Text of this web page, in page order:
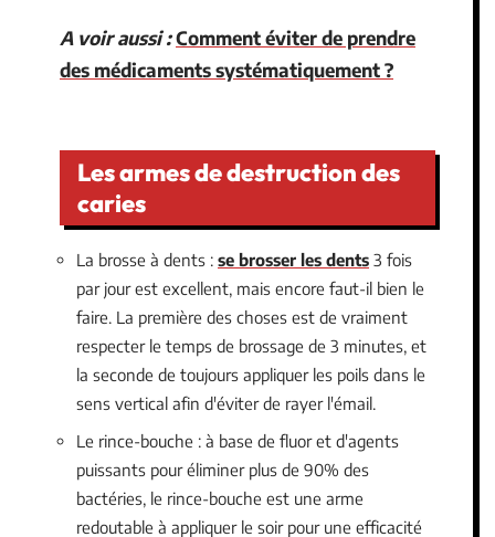
A voir aussi :Comment éviter de prendre
des médicaments systématiquement ?
Les armes de destruction des
caries
La brosse à dents : se brosser les dents 3 fois
par jour est excellent, mais encore faut-il bien le
faire. La première des choses est de vraiment
respecter le temps de brossage de 3 minutes, et
la seconde de toujours appliquer les poils dans le
sens vertical afin d'éviter de rayer l'émail.
Le rince-bouche : à base de fluor et d'agents
puissants pour éliminer plus de 90% des
bactéries, le rince-bouche est une arme
redoutable à appliquer le soir pour une efficacité